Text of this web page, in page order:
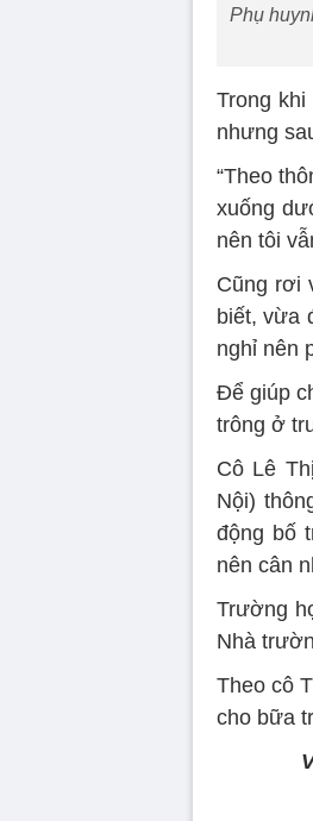
Phụ
Trong
nhưng
“Theo
xuống
nên tôi
Cũng rơi
biết, vừa
nghỉ nên
Để giúp
trông ở
Cô Lê
Nội)
động bố
nên cân
Trường
Nhà
Theo cô
cho bữa